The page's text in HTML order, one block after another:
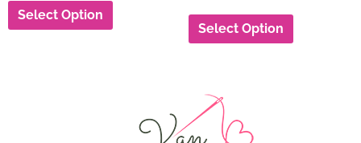
Select Option
Select Option